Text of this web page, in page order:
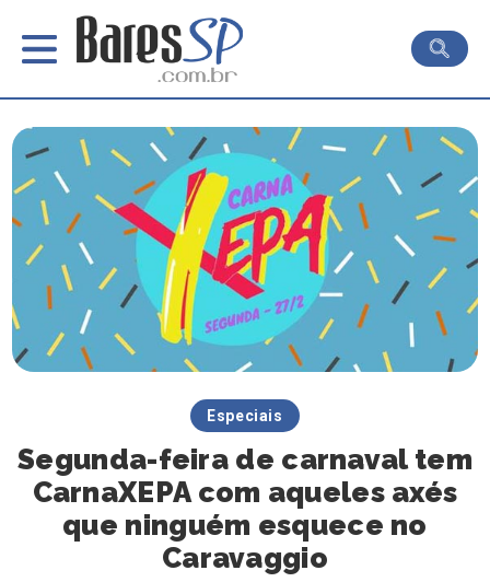
Especiais
Segunda-feira de carnaval tem
CarnaXEPA com aqueles axés
que ninguém esquece no
Caravaggio